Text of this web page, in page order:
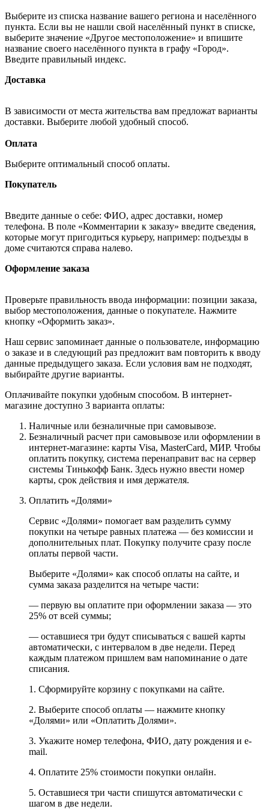
Выберите из списка название вашего региона и населённого
пункта. Если вы не нашли свой населённый пункт в списке,
выберите значение «Другое местоположение» и впишите
название своего населённого пункта в графу «Город».
Введите правильный индекс.
Доставка
В зависимости от места жительства вам предложат варианты
доставки. Выберите любой удобный способ.
Оплата
Выберите оптимальный способ оплаты.
Покупатель
Введите данные о себе: ФИО, адрес доставки, номер
телефона. В поле «Комментарии к заказу» введите сведения,
которые могут пригодиться курьеру, например: подъезды в
доме считаются справа налево.
Оформление заказа
Проверьте правильность ввода информации: позиции заказа,
выбор местоположения, данные о покупателе. Нажмите
кнопку «Оформить заказ».
Наш сервис запоминает данные о пользователе, информацию
о заказе и в следующий раз предложит вам повторить к вводу
данные предыдущего заказа. Если условия вам не подходят,
выбирайте другие варианты.
Оплачивайте покупки удобным способом. В интернет-
магазине доступно 3 варианта оплаты:
Наличные или безналичные при самовывозе.
Безналичный расчет при самовывозе или оформлении в
интернет-магазине: карты Visa, MasterCard, МИР. Чтобы
оплатить покупку, система перенаправит вас на сервер
системы Тинькофф Банк. Здесь нужно ввести номер
карты, срок действия и имя держателя.
Оплатить «Долями»
Сервис «Долями» помогает вам разделить сумму
покупки на четыре равных платежа — без комиссии и
дополнительных плат. Покупку получите сразу после
оплаты первой части.
Выберите «Долями» как способ оплаты на сайте, и
сумма заказа разделится на четыре части:
— первую вы оплатите при оформлении заказа — это
25% от всей суммы;
— оставшиеся три будут списываться с вашей карты
автоматически, с интервалом в две недели. Перед
каждым платежом пришлем вам напоминание о дате
списания.
1. Сформируйте корзину с покупками на сайте.
2. Выберите способ оплаты — нажмите кнопку
«Долями» или «Оплатить Долями».
3. Укажите номер телефона, ФИО, дату рождения и e-
mail.
4. Оплатите 25% стоимости покупки онлайн.
5. Оставшиеся три части спишутся автоматически с
шагом в две недели.